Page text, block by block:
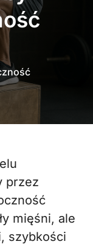
przez
mięśni, ale
szybkości